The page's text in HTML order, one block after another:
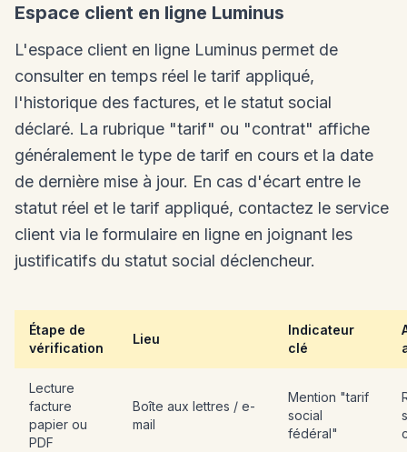
Espace client en ligne Luminus
L'espace client en ligne Luminus permet de
consulter en temps réel le tarif appliqué,
l'historique des factures, et le statut social
déclaré. La rubrique "tarif" ou "contrat" affiche
généralement le type de tarif en cours et la date
de dernière mise à jour. En cas d'écart entre le
statut réel et le tarif appliqué, contactez le service
client via le formulaire en ligne en joignant les
justificatifs du statut social déclencheur.
Étape de
vérification
Lieu
Indicateur
clé
Lecture
facture
papier ou
PDF
Boîte aux lettres / e-
mail
Mention "tarif
social
fédéral"